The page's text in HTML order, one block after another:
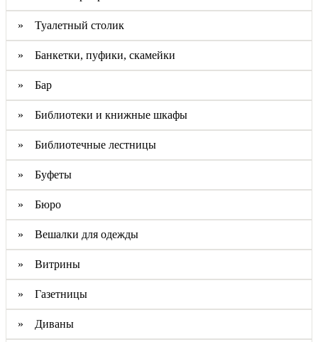
» Туалетный столик
» Банкетки, пуфики, скамейки
» Бар
» Библиотеки и книжные шкафы
» Библиотечные лестницы
» Буфеты
» Бюро
» Вешалки для одежды
» Витрины
» Газетницы
» Диваны